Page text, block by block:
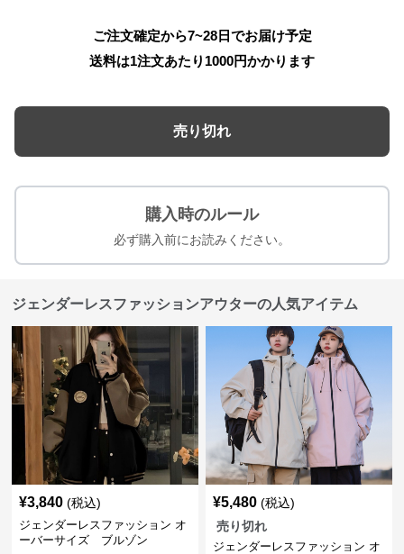
ご注文確定から7~28日でお届け予定
送料は1注文あたり 1000円かかります
売り切れ
購入時のルール
必ず購入前にお読みください。
ジェンダーレスファッションアウターの人気アイテム
¥3,840 (税込)
ジェンダーレスファッション オ
ーバーサイズ ブルゾン
¥5,480 (税込)
売り切れ
ジェンダーレスファッション オ